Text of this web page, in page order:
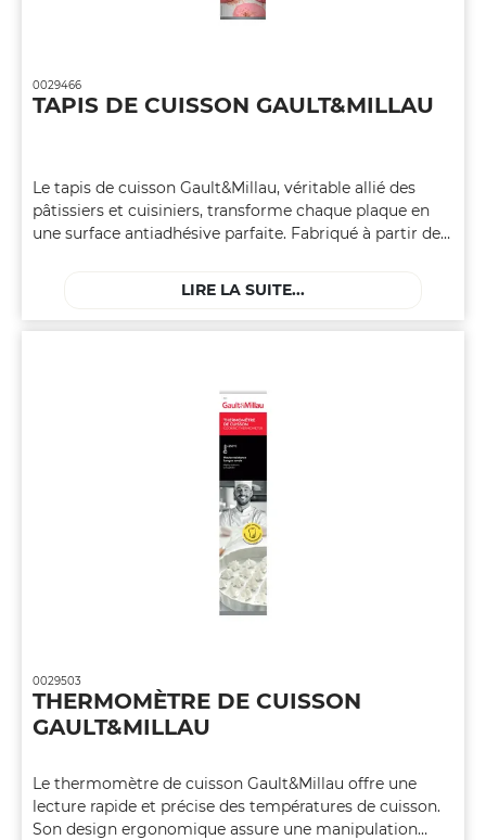
0029466
TAPIS DE CUISSON GAULT&MILLAU
Le tapis de cuisson Gault&Millau, véritable allié des
pâtissiers et cuisiniers, transforme chaque plaque en
une surface antiadhésive parfaite. Fabriqué à partir de
biscuits, pâtisseries et bien plus encore. Sa surface anti-
adhésive élimine le besoin de matières grasses
cuisson devient rapidement un indispensable, assurant
des résultats impeccables à chaque fournée. Compact,
facile à ranger, et réutilisable, le tapis de cuisson
s'adapte à tous les types de four. Adoptez cette toile
antiadhésive pour une expérience de cuisson sans
LIRE LA SUITE...
0029503
THERMOMÈTRE DE CUISSON
GAULT&MILLAU
Le thermomètre de cuisson Gault&Millau offre une
lecture rapide et précise des températures de cuisson.
Son design ergonomique assure une manipulation